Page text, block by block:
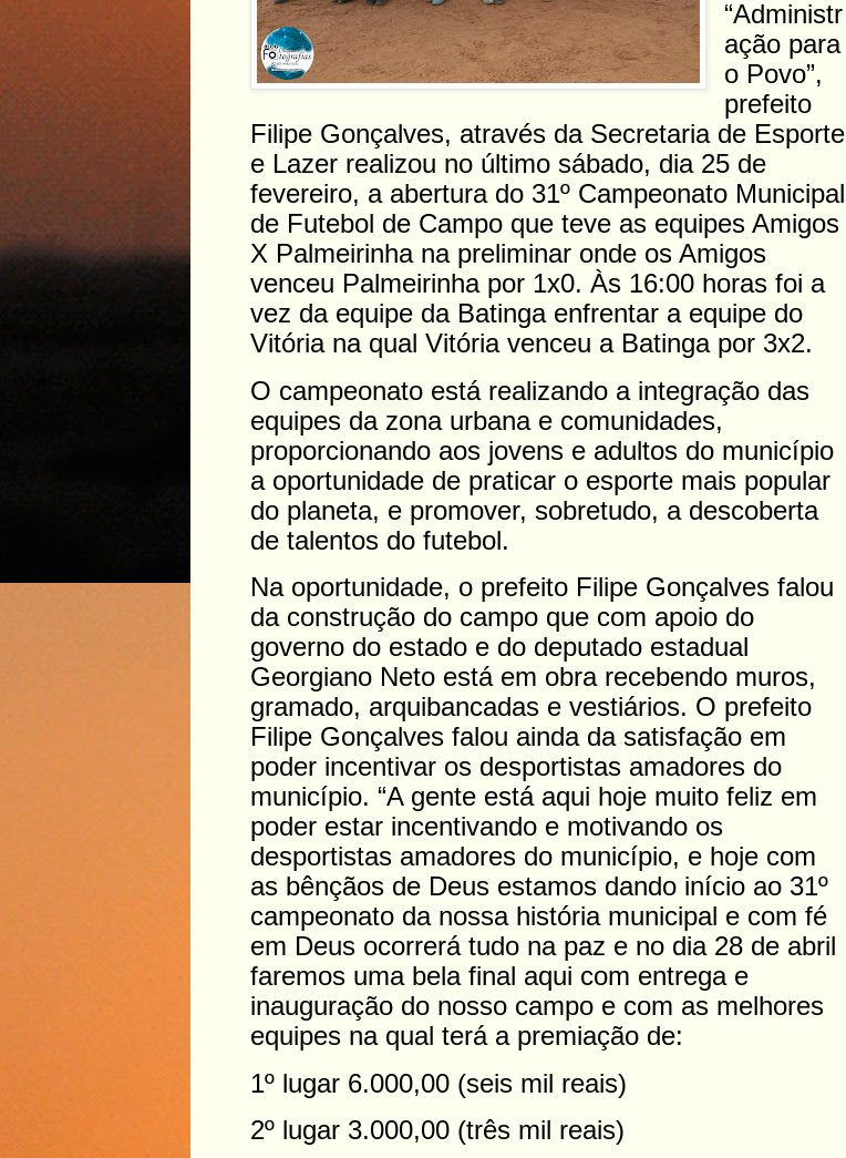
“Administr
ação para
o Povo”,
prefeito
Filipe Gonçalves, através da Secretaria de Esporte
e Lazer realizou no último sábado, dia 25 de
fevereiro, a abertura do 31º Campeonato Municipal
de Futebol de Campo que teve as equipes Amigos
X Palmeirinha na preliminar onde os Amigos
venceu Palmeirinha por 1x0. Às 16:00 horas foi a
vez da equipe da Batinga enfrentar a equipe do
Vitória na qual Vitória venceu a Batinga por 3x2.
O campeonato está realizando a integração das
equipes da zona urbana e comunidades,
proporcionando aos jovens e adultos do município
a oportunidade de praticar o esporte mais popular
do planeta, e promover, sobretudo, a descoberta
de talentos do futebol.
Na oportunidade, o prefeito Filipe Gonçalves falou
da construção do campo que com apoio do
governo do estado e do deputado estadual
Georgiano Neto está em obra recebendo muros,
gramado, arquibancadas e vestiários. O prefeito
Filipe Gonçalves falou ainda da satisfação em
poder incentivar os desportistas amadores do
município. “A gente está aqui hoje muito feliz em
poder estar incentivando e motivando os
desportistas amadores do município, e hoje com
as bênçãos de Deus estamos dando início ao 31º
campeonato da nossa história municipal e com fé
em Deus ocorrerá tudo na paz e no dia 28 de abril
faremos uma bela final aqui com entrega e
inauguração do nosso campo e com as melhores
equipes na qual terá a premiação de:
1º lugar 6.000,00 (seis mil reais)
2º lugar 3.000,00 (três mil reais)